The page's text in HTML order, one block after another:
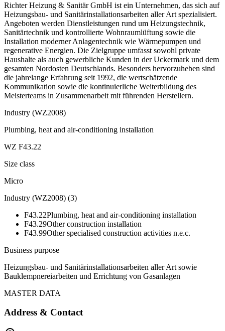
Richter Heizung & Sanitär GmbH ist ein Unternehmen, das sich auf
Heizungsbau- und Sanitärinstallationsarbeiten aller Art spezialisiert.
Angeboten werden Dienstleistungen rund um Heizungstechnik,
Sanitärtechnik und kontrollierte Wohnraumlüftung sowie die
Installation moderner Anlagentechnik wie Wärmepumpen und
regenerative Energien. Die Zielgruppe umfasst sowohl private
Haushalte als auch gewerbliche Kunden in der Uckermark und dem
gesamten Nordosten Deutschlands. Besonders hervorzuheben sind
die jahrelange Erfahrung seit 1992, die wertschätzende
Kommunikation sowie die kontinuierliche Weiterbildung des
Meisterteams in Zusammenarbeit mit führenden Herstellern.
Industry (WZ2008)
Plumbing, heat and air-conditioning installation
WZ F43.22
Size class
Micro
Industry (WZ2008) (3)
F43.22Plumbing, heat and air-conditioning installation
F43.29Other construction installation
F43.99Other specialised construction activities n.e.c.
Business purpose
Heizungsbau- und Sanitärinstallationsarbeiten aller Art sowie
Bauklempnereiarbeiten und Errichtung von Gasanlagen
MASTER DATA
Address & Contact